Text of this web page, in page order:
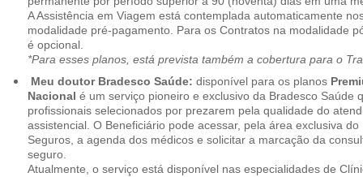
A Assistência em Viagem está contemplada automaticamente
modalidade pré-pagamento. Para os Contratos na modalidade
é opcional.
*Para esses planos, está prevista também a cobertura para o
Meu doutor Bradesco Saúde: disponível para os planos
Nacional é um serviço pioneiro e exclusivo da Bradesco Saúde
profissionais selecionados por prezarem pela qualidade do
assistencial. O Beneficiário pode acessar, pela área exclusiva
Seguros, a agenda dos médicos e solicitar a marcação da
seguro.
Atualmente, o serviço está disponível nas especialidades de